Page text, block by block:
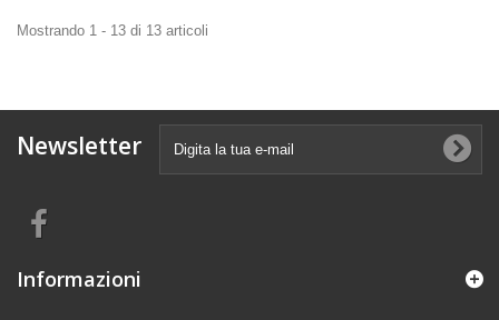
Mostrando 1 - 13 di 13 articoli
Newsletter
Informazioni